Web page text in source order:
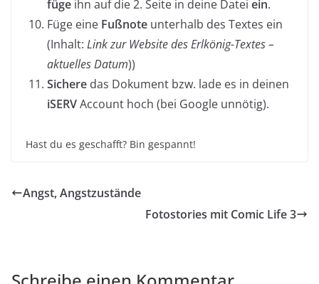
füge ihn auf die 2. Seite in deine Datei ein.
Füge eine Fußnote unterhalb des Textes ein
(Inhalt: Link zur Website des Erlkönig-Textes –
aktuelles Datum))
Sichere das Dokument bzw. lade es in deinen
iSERVAccount hoch (bei Google unnötig).
Hast du es geschafft? Bin gespannt!
Angst, Angstzustände
Fotostories mit Comic Life 3